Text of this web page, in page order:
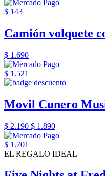
$ 143
Camión volquete
$ 1.690
$ 1.521
Movil Cunero
$ 2.190 $ 1.890
$ 1.701
EL REGALO IDEAL